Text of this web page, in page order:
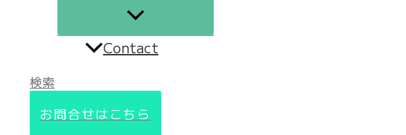
Contact
検索
お問合せはこちら